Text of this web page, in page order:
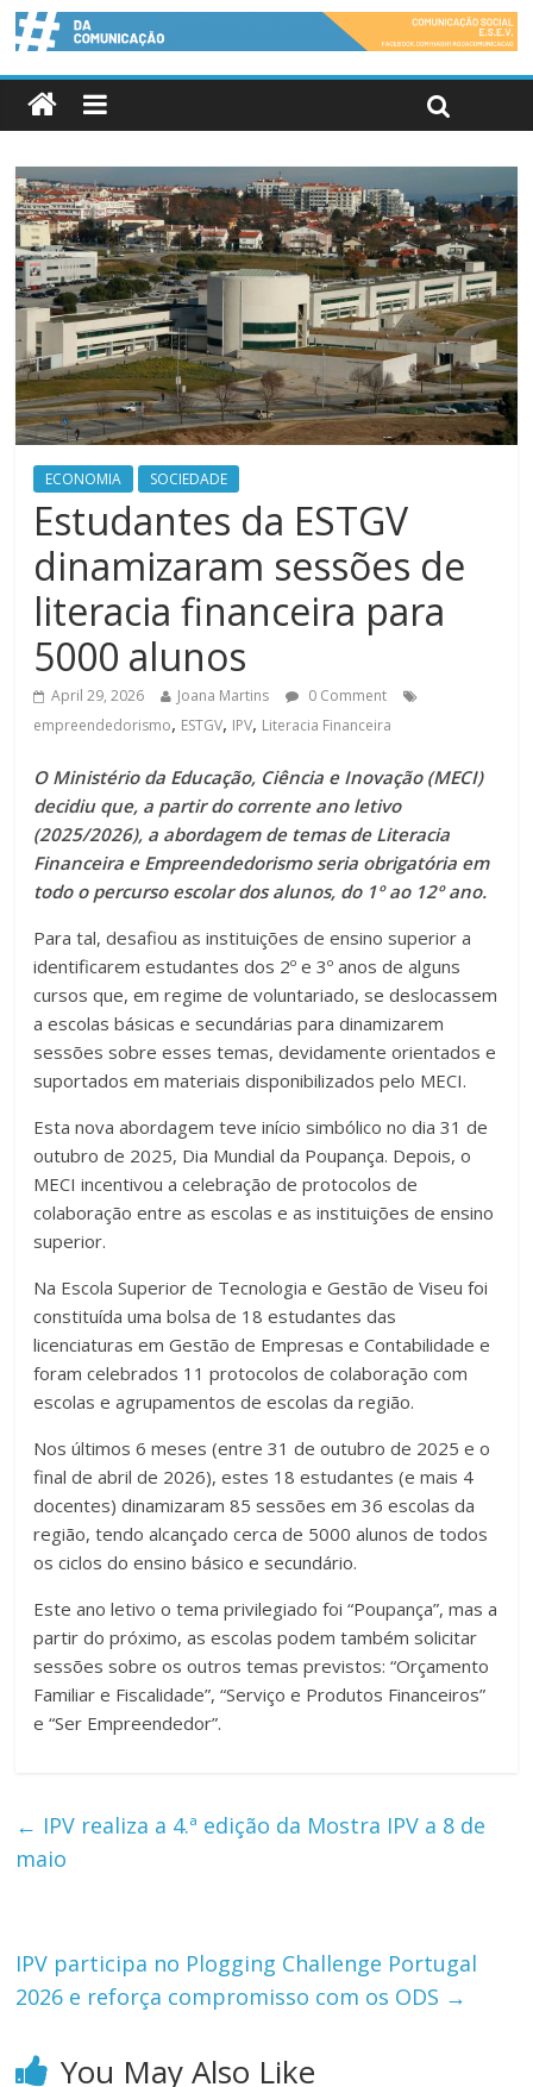
ECONOMIA SOCIEDADE
Estudantes da ESTGV
dinamizaram sessões de
literacia financeira para
5000 alunos
April 29, 2026 Joana Martins
0 Comment
empreendedorismo, ESTGV, IPV, Literacia Financeira
O Ministério da Educação, Ciência e Inovação (MECI)
decidiu que, a partir do corrente ano letivo
(2025/2026), a abordagem de temas de Literacia
Financeira e Empreendedorismo seria obrigatória em
todo o percurso escolar dos alunos, do 1º ao 12º ano.
Para tal, desafiou as instituições de ensino superior a
identificarem estudantes dos 2º e 3º anos de alguns
cursos que, em regime de voluntariado, se deslocassem
a escolas básicas e secundárias para dinamizarem
sessões sobre esses temas, devidamente orientados e
suportados em materiais disponibilizados pelo MECI.
Esta nova abordagem teve início simbólico no dia 31 de
outubro de 2025, Dia Mundial da Poupança. Depois, o
MECI incentivou a celebração de protocolos de
colaboração entre as escolas e as instituições de ensino
superior.
Na Escola Superior de Tecnologia e Gestão de Viseu foi
constituída uma bolsa de 18 estudantes das
licenciaturas em Gestão de Empresas e Contabilidade e
foram celebrados 11 protocolos de colaboração com
escolas e agrupamentos de escolas da região.
Nos últimos 6 meses (entre 31 de outubro de 2025 e o
final de abril de 2026), estes 18 estudantes (e mais 4
docentes) dinamizaram 85 sessões em 36 escolas da
região, tendo alcançado cerca de 5000 alunos de todos
os ciclos do ensino básico e secundário.
Este ano letivo o tema privilegiado foi “Poupança”, mas a
partir do próximo, as escolas podem também solicitar
sessões sobre os outros temas previstos: “Orçamento
Familiar e Fiscalidade”, “Serviço e Produtos Financeiros”
e “Ser Empreendedor”.
← IPV realiza a 4.ª edição da Mostra IPV a 8 de
maio
IPV participa no Plogging Challenge Portugal
2026 e reforça compromisso com os ODS →
You May Also Like